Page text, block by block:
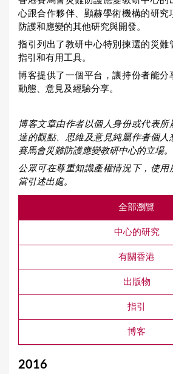
心跟合作夥伴、顯赫學術機構的研究
防護和應變的其他研究與開發。
指引列出了教研中心特別揀選的災難
指引和有用工具。
博客提供了一個平台，讓持份者能分
動態、意見及經驗分享。
博客文章由作者以個人身份或代表所
達的觀點、思維及意見純屬作者個人
賽馬會災難防護應變教研中心的立場。
公眾可在尊重知識產權情況下，使用
當引述出處。
全部瀏覽
中心的研究
有關香港
出版物
指引
博客
2016